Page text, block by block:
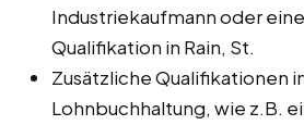
Industriekaufmann oder
Qualifikation in Rain, St.
Zusätzliche Qualifikationen
Lohnbuchhaltung, wie z.B.